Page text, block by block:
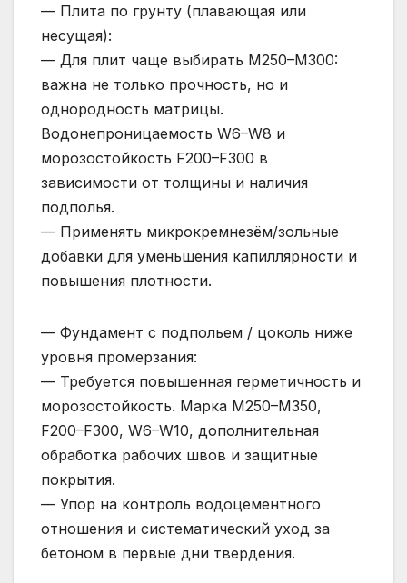
— Плита по грунту (плавающая или
несущая):
— Для плит чаще выбирать М250–М300:
важна не только прочность, но и
однородность матрицы.
Водонепроницаемость W6–W8 и
морозостойкость F200–F300 в
зависимости от толщины и наличия
подполья.
— Применять микрокремнезём/зольные
добавки для уменьшения капиллярности и
повышения плотности.
— Фундамент с подпольем / цоколь ниже
уровня промерзания:
— Требуется повышенная герметичность и
морозостойкость. Марка М250–М350,
F200–F300, W6–W10, дополнительная
обработка рабочих швов и защитные
покрытия.
— Упор на контроль водоцементного
отношения и систематический уход за
бетоном в первые дни твердения.